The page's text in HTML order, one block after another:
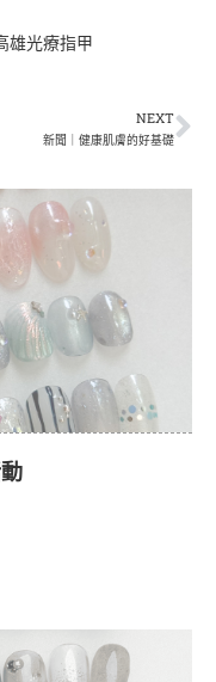
雄光療指甲
NEXT
新聞｜健康肌膚的好基礎